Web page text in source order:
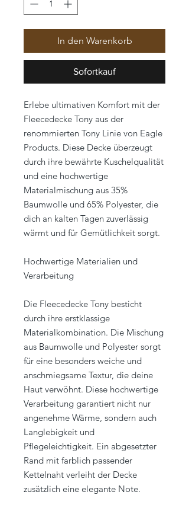
In den Warenkorb
Sofortkauf
Erlebe ultimativen Komfort mit der
Fleecedecke Tony aus der
renommierten Tony Linie von Eagle
Products. Diese Decke überzeugt
durch ihre bewährte Kuschelqualität
und eine hochwertige
Materialmischung aus 35%
Baumwolle und 65% Polyester, die
dich an kalten Tagen zuverlässig
wärmt und für Gemütlichkeit sorgt.
Hochwertige Materialien und
Verarbeitung
Die Fleecedecke Tony besticht
durch ihre erstklassige
Materialkombination. Die Mischung
aus Baumwolle und Polyester sorgt
für eine besonders weiche und
anschmiegsame Textur, die deine
Haut verwöhnt. Diese hochwertige
Verarbeitung garantiert nicht nur
angenehme Wärme, sondern auch
Langlebigkeit und
Pflegeleichtigkeit. Ein abgesetzter
Rand mit farblich passender
Kettelnaht verleiht der Decke
zusätzlich eine elegante Note.